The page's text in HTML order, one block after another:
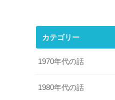
カテゴリー
1970年代の話
1980年代の話